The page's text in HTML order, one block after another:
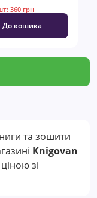
360 грн
До кошика
та зошити
Knigovan
зі